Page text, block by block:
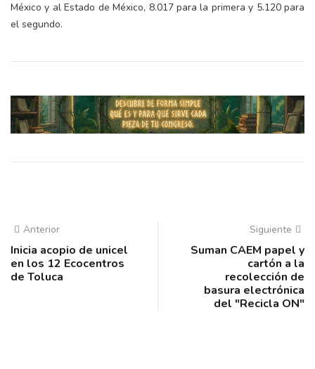
México y al Estado de México, 8.017 para la primera y 5.120 para
el segundo.
Anterior
Inicia acopio de unicel
en los 12 Ecocentros
de Toluca
Siguiente
Suman CAEM papel y
cartón a la
recolección de
basura electrónica
del "Recicla ON"